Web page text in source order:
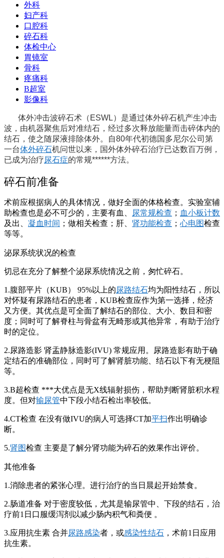
外科
妇产科
口腔科
碎石科
体检中心
胃镜室
骨科
疼痛科
B超室
影像科
体外冲击波碎石术（ESWL）是通过体外碎石机产生冲击
波，由机器聚焦后对准结石，经过多次释放能量而击碎体内的
结石，使之随尿液排除体外。自80年代初德国多尼尔公司第
一台体外碎石机问世以来，国外体外碎石治疗已达数百万例，
已成为治疗尿石症的常规******方法。
碎石前准备
术前应根据病人的具体情况，做好全面的体格检查。实验室辅
助检查也是必不可少的，主要有血、 尿常规检查 ； 血小板计数
及出、 凝血时间 ；做相关检查；肝、 肾功能检查 ； 心电图检查
等等。
泌尿系统状况的检查
切忌在充分了解整个泌尿系统情况之前，匆忙碎石。
1.腹部平片（KUB） 95%以上的尿路结石均为阳性结石，所以
对怀疑有尿路结石的患者，KUB检查应作为第一选择，经济
又方便。其优点是可全面了解结石的部位、大小、数目和密
度；同时可了解脊柱与骨盆有无畸形或其他异常，有助于治疗
时的定位。
2.尿路造影 肾盂静脉造影(IVU) 常规应用。尿路造影有助于确
定结石的准确部位，同时可了解肾脏功能、结石以下有无梗阻
等。
3.B超检查 ***大优点是无X线辐射损伤，帮助判断肾脏积水程
度。但对输尿管中下段小结石检出率较低。
4.CT检查 在没有做IVU的病人可选择CT加平扫作出明确诊
断。
5.肾图检查 主要是了解分肾功能为碎石的效果作出评价。
其他准备
1.消除患者的紧张心理。进行治疗的当日晨起开始禁食。
2.肠道准备 对于密度较低，尤其是输尿管中、下段的结石，治
疗前1日口服缓泻剂以减少肠内积气和粪便 。
3.应用抗生素 合并尿路感染者，或感染性结石 ，术前1日应用
抗生素。